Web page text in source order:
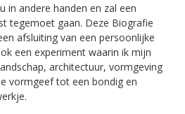
in andere handen en zal een
tegemoet gaan. Deze Biografie
afsluiting van een persoonlijke
een experiment waarin ik mijn
architectuur, vormgeving
vormgeef tot een bondig en